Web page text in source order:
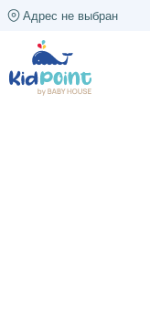
Адрес не выбран